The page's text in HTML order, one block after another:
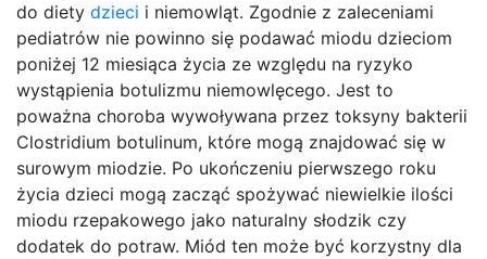
do diety dzieci i niemowląt. Zgodnie z zaleceniami
pediatrów nie powinno się podawać miodu dzieciom
poniżej 12 miesiąca życia ze względu na ryzyko
wystąpienia botulizmu niemowlęcego. Jest to
poważna choroba wywoływana przez toksyny bakterii
Clostridium botulinum, które mogą znajdować się w
surowym miodzie. Po ukończeniu pierwszego roku
życia dzieci mogą zacząć spożywać niewielkie ilości
miodu rzepakowego jako naturalny słodzik czy
dodatek do potraw. Miód ten może być korzystny dla